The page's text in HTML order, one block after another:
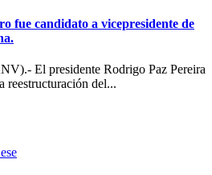
fue candidato a vicepresidente de
El presidente Rodrigo Paz Pereira
reestructuración del...